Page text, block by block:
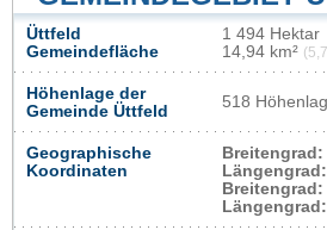
Üttfeld
Gemeindefläche
1 494 Hektar
14,94 km²
Höhenlage der
Gemeinde Üttfeld
518
Geographische
Koordinaten
Breitengrad:
Längengrad:
Breitengrad:
Längengrad: